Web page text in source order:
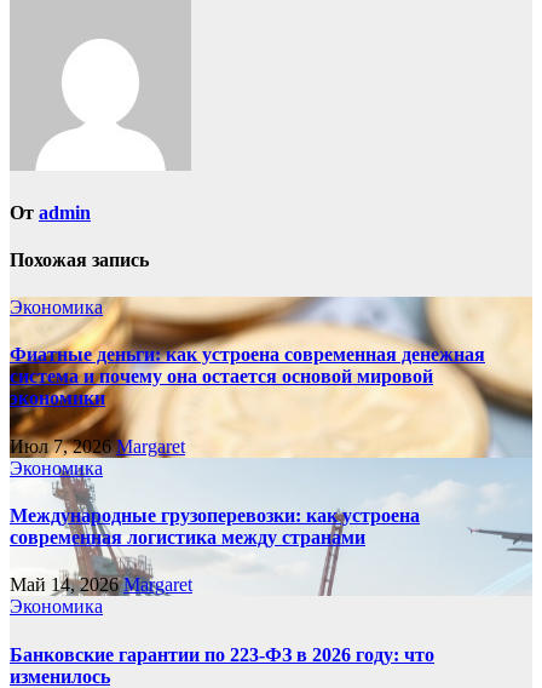
От admin
Похожая запись
Экономика
Фиатные деньги: как устроена современная денежная
система и почему она остается основой мировой
экономики
Июл 7, 2026Margaret
Экономика
Международные грузоперевозки: как устроена
современная логистика между странами
Май 14, 2026Margaret
Экономика
Банковские гарантии по 223-ФЗ в 2026 году: что
изменилось